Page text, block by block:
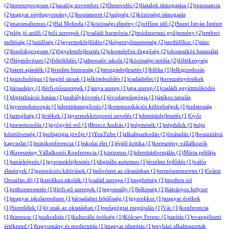
(2)mentorprogram (2)analóg november (2)Önnevelés (2)fiatalok támogatása (2)rezonancia
(2)magyar néphagyomány (2)honismeret (2)szépség (2)közösségi támogatás
(2)maximalizmus (2)Hal Melinda (2)közösségi élmény (2)offline idő (2)Szent István Intézet
(2)elég jó szülő (2)női szerepek (2)családi harmónia (2)módszertani gyűjtemény (2)emberi
méltóság (2)szülőség (2)gyermekfejlődés (2)képernyőmentesség (2)serdülőkor (2)tánc
(2)lombikprogram (2)figyelemfejlesztés (2)okostelefon-függőség (2)okoseszköz használat
(2)Népművészet (2)feltöltődés (2)alternatív iskola (2)közösségi média (2)féltékenység
(2)isteni ajándék (2)érzelmi biztonság (2)mozgásfejlesztés (1)biblia (1)lelkigondozás
(1)pszichológus (1)segítő társak (1)elköteleződés (1)családiélet (1)keresztényértékek
(1)társaslény (1)férfi-nőiszerepek (1)anya szerep (1)apa szerep (1)családi együttműködés
(1)digitalizáció hatása (1)szabálykövetés (1)óvodapedagógia (1)játékos tanulás
(1)gyermekmozgás (1)identitásmegőrzés (1)kommunikációs különbségek (1)tudatosság
(1)szingliség (1)értékek (1)gyermekközpontú nevelés (1)identitásfejlesztés (1)Győr
(1)mesemondás (1)gyógyító erő (1)Berecz András (1)népmesék (1)népdalok (1)népi
kézművesség (1)pedagógia jövője (1)YouTube (1)alkalmazkodás (1)önátadás (1)hosszútávú
kapcsolat (1)minikonferencia (1)iskolai élet (1)építő kritika (1)keresztény vállalkozók
(1)Keresztény Vállalkozói Konferencia (1)cinizmus (1)identitásformálás (1)Mária példája
(1)tanárképzés (1)gyermekfejlesztés (1)digitális autizmus (1)érzelmi fejlődés (1)valós
élmények (1)generációs kihívások (1)művészet az oktatásban (1)természetszeretet (1)Gránit
Oroszlán díj (1)katolikus iskolák (1)család szerepe (1)meghittség (1)modern nő
(1)otthonteremtés (1)férfi-nő szerepek (1)egyensúly (1)békesség (1)hátrányos helyzet
(1)magyar iskolarendszer (1)társadalmi felelősség (1)gyerekkor (1)magyar értékek
(1)Szentlélek (1)új utak az oktatásban (1)pedagógiai megújulás (1)Vác (1)konferencia
(1)himnusz (1)szakralitás (1)kulturális örökség (1)Kölcsey Ferenc (1)tanítás (1)evangéliumi
értékrend (1)hagyomány és modernitás (1)magyar identitás (1)egyházi alkalmazottak